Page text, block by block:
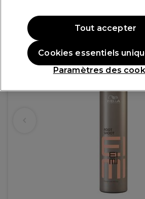
OFFRE EN LIGNE
Paramètres des
Cookies essentiels
Tout accepter